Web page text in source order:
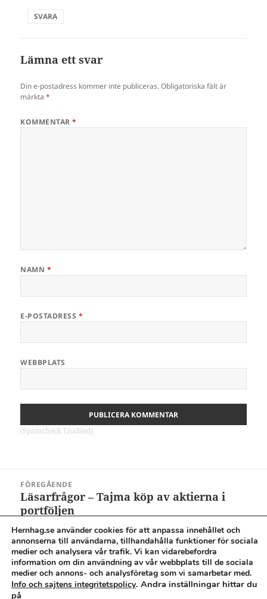
SVARA
Lämna ett svar
Din e-postadress kommer inte publiceras. Obligatoriska fält är
märkta*
KOMMENTAR*
NAMN *
E-POSTADRESS *
WEBBPLATS
(Spamcheck Enabled)
FÖREGÅENDE
Föregående
inlägg:
Läsarfrågor – Tajma köp av aktierna i
portföljen
NÄSTA
Nästa
inlägg:
Lite mer om preffläget
Cookies & integritetspolicy
Hernhag.se använder cookies för att anpassa innehållet och
annonserna till användarna, tillhandahålla funktioner för sociala
medier och analysera vår trafik. Vi kan vidarebefordra
information om din användning av vår webbplats till de sociala
medier och annons- och analysföretag som vi samarbetar med.
Info och sajtens integritetspolicy. Andra inställningar hittar du
på